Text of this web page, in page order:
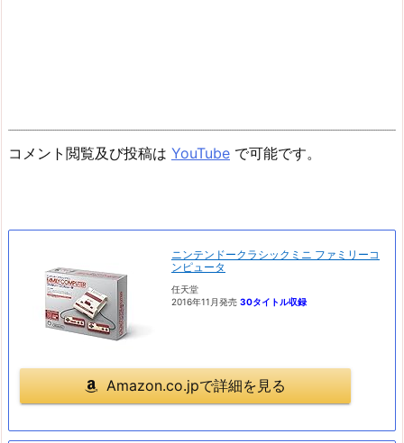
コメント閲覧及び投稿は YouTube で可能です。
ニンテンドークラシックミニ ファミリーコ
ンピュータ
任天堂
2016年11月発売 30タイトル収録
Amazon.co.jpで詳細を見る